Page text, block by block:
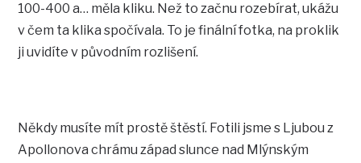
100-400 a… měla kliku. Než to začnu rozebírat, ukážu
v čem ta klika spočívala. To je finální fotka, na proklik
ji uvidíte v původním rozlišení.
Někdy musíte mít prostě štěstí. Fotili jsme s Ljubou z
Apollonova chrámu západ slunce nad Mlýnským